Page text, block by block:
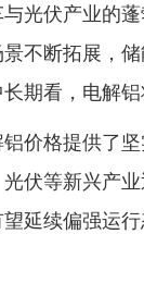
光伏产业的
不断拓展，
期看，电解铝
价格提供了
伏等新兴产
延续偏强运行